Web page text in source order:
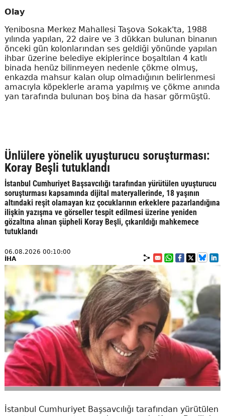
Olay
Yenibosna Merkez Mahallesi Taşova Sokak'ta, 1988
yılında yapılan, 22 daire ve 3 dükkan bulunan binanın
önceki gün kolonlarından ses geldiği yönünde yapılan
ihbar üzerine belediye ekiplerince boşaltılan 4 katlı
binada henüz bilinmeyen nedenle çökme olmuş,
enkazda mahsur kalan olup olmadığının belirlenmesi
amacıyla köpeklerle arama yapılmış ve çökme anında
yan tarafında bulunan boş bina da hasar görmüştü.
Ünlülere yönelik uyuşturucu soruşturması:
Koray Beşli tutuklandı
İstanbul Cumhuriyet Başsavcılığı tarafından yürütülen uyuşturucu
soruşturması kapsamında dijital materyallerinde, 18 yaşının
altındaki reşit olamayan kız çocuklarının erkeklere pazarlandığına
ilişkin yazışma ve görseller tespit edilmesi üzerine yeniden
gözaltına alınan şüpheli Koray Beşli, çıkarıldığı mahkemece
tutuklandı
06.08.2026 00:10:00
İHA
İstanbul Cumhuriyet Başsavcılığı tarafından yürütülen